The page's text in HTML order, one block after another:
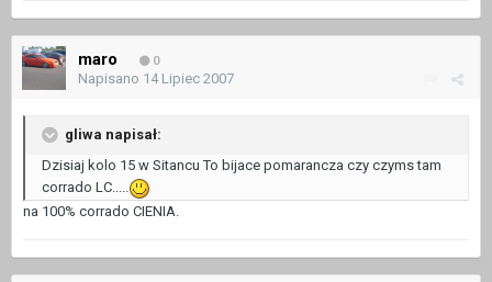
maro 0
Napisano 14 Lipiec 2007
gliwa napisał:
Dzisiaj kolo 15 w Sitancu To bijace pomarancza czy czyms tam
corrado LC.....
na 100% corrado CIENIA.